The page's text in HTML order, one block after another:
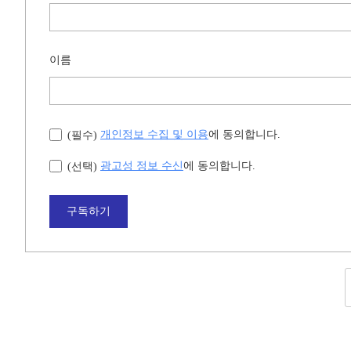
이름
(필수) 개인정보 수집 및 이용에 동의합니다.
(선택) 광고성 정보 수신에 동의합니다.
구독하기